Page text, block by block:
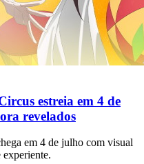
estreia em 4 de
revelados
em 4 de julho com visual
experiente.